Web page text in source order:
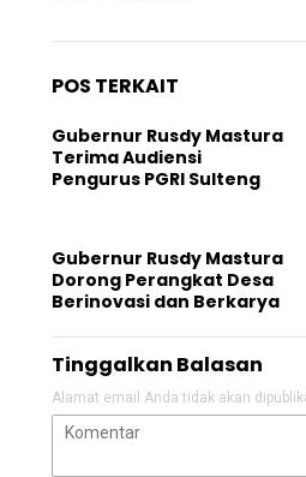
POS TERKAIT
Gubernur Rusdy Mastura
Terima Audiensi
Pengurus PGRI Sulteng
Gubernur Rusdy Mastura
Dorong Perangkat Desa
Berinovasi dan Berkarya
Tinggalkan Balasan
Alamat email Anda tidak akan